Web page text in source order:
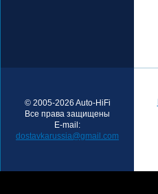
© 2005-2026 Auto-HiFi
Все права защищены
E-mail:
dostavkarussia@gmail.com